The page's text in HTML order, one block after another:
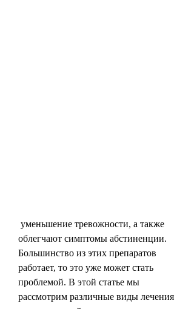
облегчают симптомы абстиненции.
Большинство из этих препаратов
работает, то это уже может стать
проблемой. В этой статье мы
рассмотрим различные виды лечения